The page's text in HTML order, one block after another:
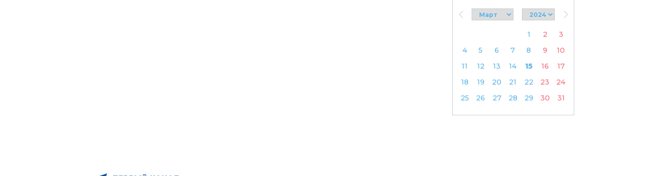
1 2
3
4
5 6 7 8 9
10
11
12 13 14 15 16
17
18
19 20 21 22 23
24
25
26 27 28 29 30 31